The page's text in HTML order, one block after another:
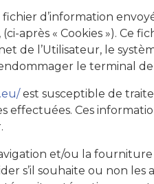
d’information
après « Cookies »). Ce
de l’Utilisateur, le
le terminal de
est susceptible de
effectuées. Ces
et/ou la
s’il souhaite ou non